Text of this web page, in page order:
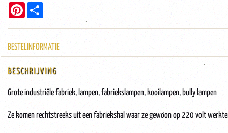
Pinterest
BESTELINFORMATIE
BESCHRIJVING
Grote industriële fabriek, lampen, fabriekslampen, kooilampen, bully lampen
Ze komen rechtstreeks uit een fabriekshal waar ze gewoon op 220 volt